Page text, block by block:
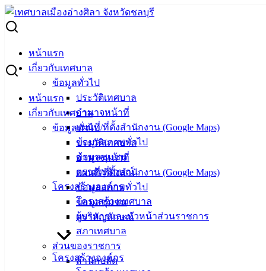
Skip
to
content
หน้าแรก
เกี่ยวกับเทศบาล
ข้อมูลทั่วไป
ประวัติเทศบาล
อำนาจหน้าที่
แผนที่/ที่ตั้งสำนักงาน (Google Maps)
ข้อมูลสภาพทั่วไป
ข้อมูลชุมชน
ตราสัญลักษณ์
โครงสร้างองค์กร
โครงสร้างเทศบาล
ผู้บริหารและหัวหน้าส่วนราชการ
สภาเทศบาล
ส่วนของราชการ
สำนักปลัด
หน้าแรก
เกี่ยวกับเทศบาล
ข้อมูลทั่วไป
ประวัติเทศบาล
อำนาจหน้าที่
แผนที่/ที่ตั้งสำนักงาน (Google Maps)
ข้อมูลสภาพทั่วไป
ข้อมูลชุมชน
ตราสัญลักษณ์
โครงสร้างองค์กร
Search
เทศบาลเมืองอ่างศิลาเข้าร่วมงานประเพณีก่อพระทรายวันไหล
บางแสน ประจำปี พ.ศ.2565 ณ บริเวณชายหาดบางแสน
เทศบาลเมืองอ่างศิลาเข้าร่วมงานประเพณี
ก่อพระทรายวันไหลบางแสน ประจำปี
พ.ศ.2565 ณ บริเวณชายหาดบางแสน
เมษายน 18, 2022เมษายน 18, 2022
vichakarn
กิจกรรมอ่างศิลา
วันที่ 17 เมษายน 2565 เทศบาลเมืองอ่างศิลา นำโดยนายสุทธิ
กลมกล่อม รองนายกเทศมนตรีเมืองอ่างศิลา พร้อมด้วยสมาชิก
สภาเทศบาลเมืองอ่างศิลา หัวหน้าส่วนราชการ และพนักงาน
เทศบาลเมืองอ่างศิลา เข้าร่วมงานประเพณีก่อพระทรายวันไหล